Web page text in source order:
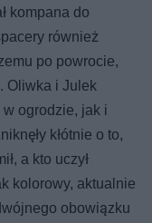
kompana do
również
po powrocie,
Oliwka i Julek
ogrodzie, jak i
kłótnie o to,
a kto uczył
kolorowy, aktualnie
obowiązku